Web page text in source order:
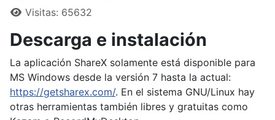
Visitas: 65632
Descarga e instalación
La aplicación ShareX solamente está disponible para
MS Windows desde la versión 7 hasta la actual:
https://getsharex.com/. En el sistema GNU/Linux hay
otras herramientas también libres y gratuitas como